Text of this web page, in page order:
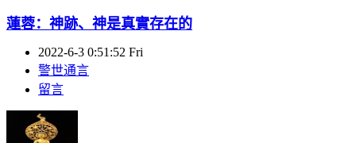
蓮蓉：神跡、神是真實存在的
2022-6-3 0:51:52 Fri
警世通言
留言